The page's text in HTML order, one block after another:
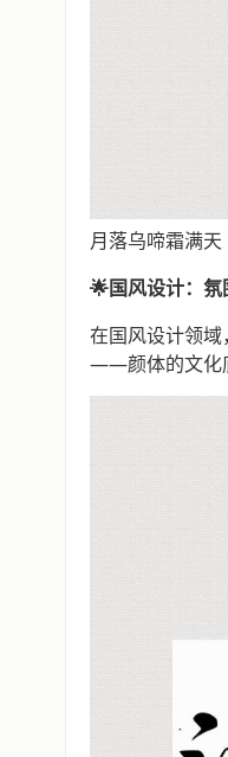
月落乌啼霜满天
🌟国风设计：
在国风设计领
——颜体的文化